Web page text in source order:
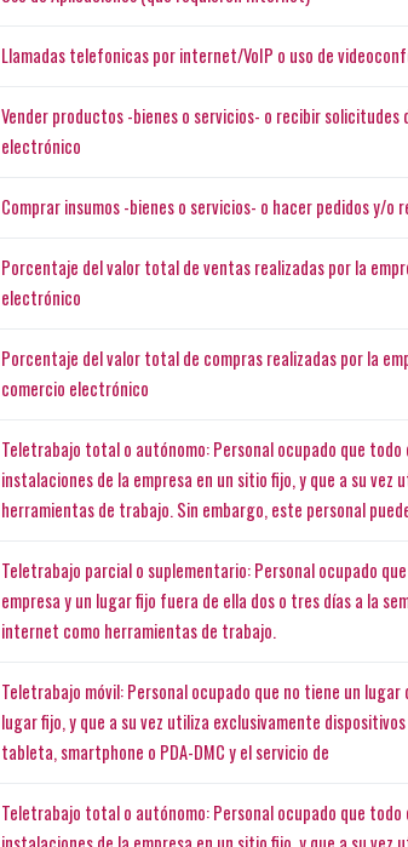
Llamadas telefonicas por internet/VoIP o uso de
Vender productos -bienes o servicios- o recibir
electrónico
Comprar insumos -bienes o servicios- o hacer pedidos y/
Porcentaje del valor total de ventas realizadas por la
electrónico
Porcentaje del valor total de compras realizadas por la
comercio electrónico
Teletrabajo total o autónomo: Personal ocupado que
instalaciones de la empresa en un sitio fijo, y que a su
herramientas de trabajo. Sin embargo, este personal
Teletrabajo parcial o suplementario: Personal ocupado
empresa y un lugar fijo fuera de ella dos o tres días a la
internet como herramientas de trabajo.
Teletrabajo móvil: Personal ocupado que no tiene un
lugar fijo, y que a su vez utiliza exclusivamente
tableta, smartphone o PDA-DMC y el servicio de
Teletrabajo total o autónomo: Personal ocupado que